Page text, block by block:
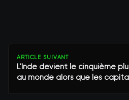
ARTICLE SUIVANT
L'Inde devient le cinquième
au monde alors que les